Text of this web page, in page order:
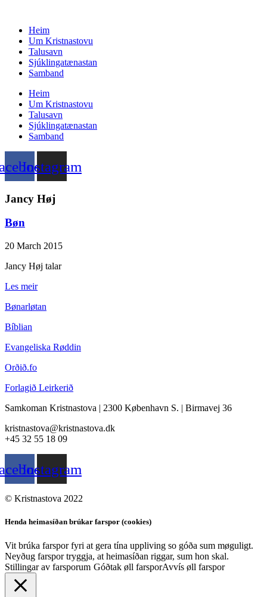
contentHeim
Um Kristnastovu
Talusavn
Sjúklingatænastan
Samband
Heim
Um Kristnastovu
Talusavn
Sjúklingatænastan
Samband
Instagram
Jancy Høj
Bøn
20 March 2015
Jancy Høj talar
Les meir
Bønarløtan
Bíblian
Evangeliska Røddin
Orðið.fo
Forlagið Leirkerið
Samkoman Kristnastova | 2300 København S. | Birmavej 36
kristnastova@kristnastova.dk
+45 32 55 18 09
Instagram
© Kristnastova 2022
Henda heimasíðan brúkar farspor (cookies)
Vit brúka farspor fyri at gera tína uppliving so góða sum møguligt.
Neyðug farspor tryggja, at heimasíðan riggar, sum hon skal.
Stillingar av farsporum Góðtak øll farsporAvvís øll farspor